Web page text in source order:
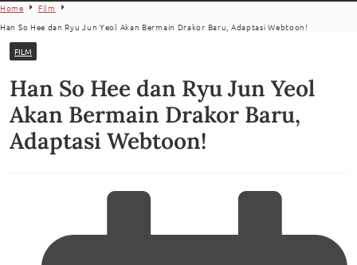
Home
Film
Han So Hee dan Ryu Jun Yeol Akan Bermain Drakor Baru, Adaptasi Webtoon!
FILM
Han So Hee dan Ryu Jun Yeol
Akan Bermain Drakor Baru,
Adaptasi Webtoon!